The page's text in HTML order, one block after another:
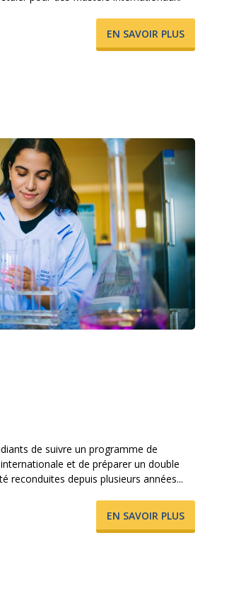
​EN SAVOIR PLUS
de suivre un programme de
et de préparer un double
reconduites depuis plusieurs années...
​EN SAVOIR PLUS